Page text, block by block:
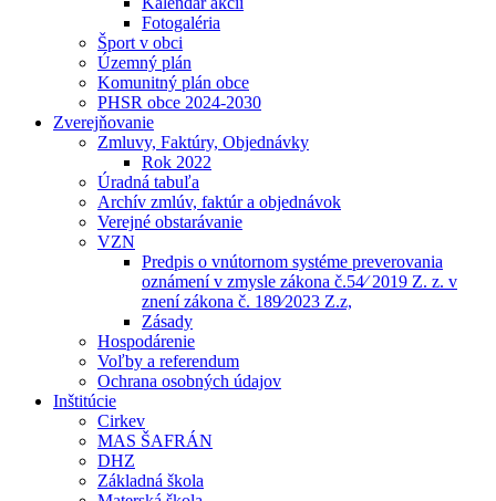
Fotogaléria
Šport v obci
Územný plán
Komunitný plán obce
PHSR obce 2024-2030
Zverejňovanie
Zmluvy, Faktúry, Objednávky
Rok 2022
Úradná tabuľa
Archív zmlúv, faktúr a objednávok
Verejné obstarávanie
VZN
Predpis o vnútornom systéme preverovania
oznámení v zmysle zákona č.54⁄ 2019 Z. z. v
znení zákona č. 189⁄2023 Z.z,
Zásady
Hospodárenie
Voľby a referendum
Ochrana osobných údajov
Inštitúcie
Cirkev
MAS ŠAFRÁN
DHZ
Základná škola